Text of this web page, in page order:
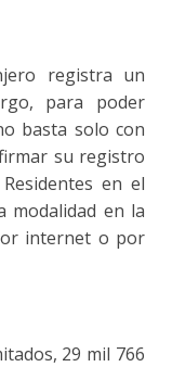
registra un
para poder
basta solo con
su registro
en el
modalidad en la
internet o por
29 mil 766